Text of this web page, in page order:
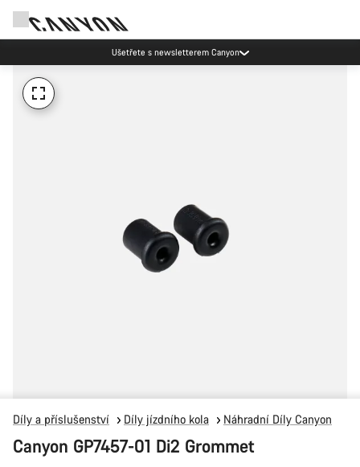
Ušetřete s newsletterem Canyon
Díly a příslušenství Díly jízdního kola Náhradní Díly Canyon
Canyon GP7457-01 Di2 Grommet